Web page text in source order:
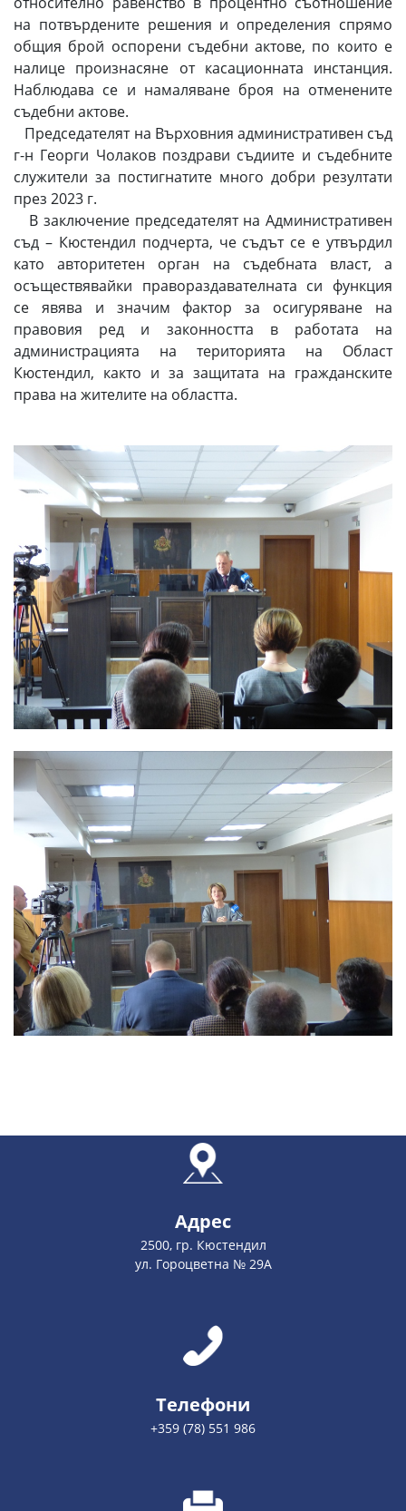
на потвърдените решения и определения спрямо
общия брой оспорени съдебни актове, по които е
налице произнасяне от касационната инстанция.
Наблюдава се и намаляване броя на отменените
съдебни актове.
Председателят на Върховния административен съд
г-н Георги Чолаков поздрави съдиите и съдебните
служители за постигнатите много добри резултати
през 2023 г.
В заключение председателят на Административен
съд – Кюстендил подчерта, че съдът се е утвърдил
като авторитетен орган на съдебната власт, а
осъществявайки правораздавателната си функция
се явява и значим фактор за осигуряване на
правовия ред и законността в работата на
администрацията на територията на Област
Кюстендил, както и за защитата на гражданските
права на жителите на областта.
Адрес
2500, гр. Кюстендил
ул. Гороцветна № 29А
Телефони
+359 (78) 551 986